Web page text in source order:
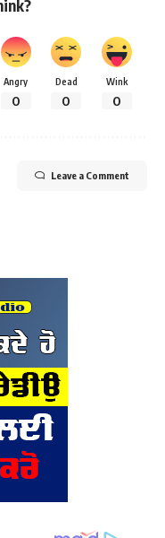
Angry
0
Dead
0
Wink
0
Leave a Comment